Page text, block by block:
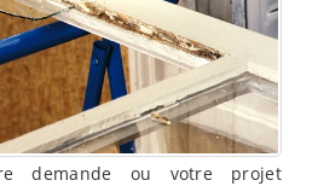
demande ou votre projet